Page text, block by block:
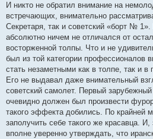
И никто не обратил внимание на
встречающих, внимательно
Секретаря, так и советский «борт №
абсолютно ничем не отличался от
восторженной толпы. Что и не
был из той категории профессионалов
стать незаметными как в толпе, так и в
Его не выдавал даже внимательный
советский самолет. Первый
очевидно должен был произвести
такого эффекта добились. По крайней
заполучить себе такого же красавца.
вполне уверенно утверждать, что